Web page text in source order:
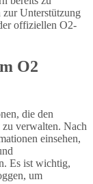
Unterstützung
offiziellen O2-
O2
die den
verwalten. Nach
einsehen,
Es ist wichtig,
um